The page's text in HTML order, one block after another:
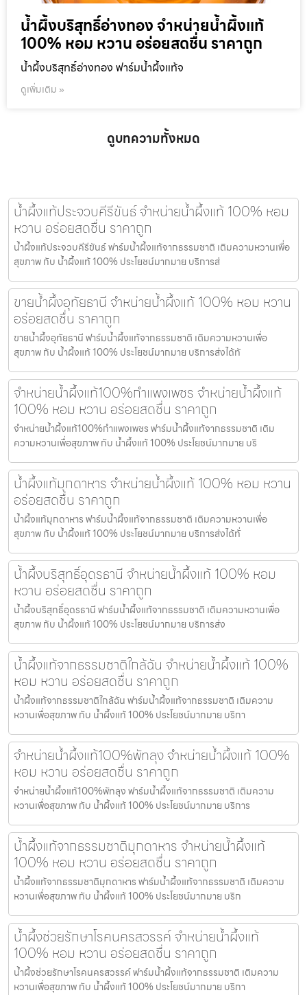
น้ำผึ้งบริสุทธิ์อ่างทอง จำหน่ายน้ำผึ้งแท้
100% หอม หวาน อร่อยสดชื่น ราคาถูก
น้ำผึ้งบริสุทธิ์อ่างทอง ฟาร์มน้ำผึ้งแท้จ
ดูเพิ่มเติม »
ดูบทความทั้งหมด
น้ำผึ้งแท้ประจวบคีรีขันธ์ จำหน่ายน้ำผึ้งแท้ 100% หอม
หวาน อร่อยสดชื่น ราคาถูก
น้ำผึ้งแท้ประจวบคีรีขันธ์ ฟาร์มน้ำผึ้งแท้จากธรรมชาติ เติมความหวานเพื่อ
สุขภาพ กับ น้ำผึ้งแท้ 100% ประโยชน์มากมาย บริการส่
ขายน้ำผึ้งอุทัยธานี จำหน่ายน้ำผึ้งแท้ 100% หอม หวาน
อร่อยสดชื่น ราคาถูก
ขายน้ำผึ้งอุทัยธานี ฟาร์มน้ำผึ้งแท้จากธรรมชาติ เติมความหวานเพื่อ
สุขภาพ กับ น้ำผึ้งแท้ 100% ประโยชน์มากมาย บริการส่งได้ทั
จำหน่ายน้ำผึ้งแท้100%กำแพงเพชร จำหน่ายน้ำผึ้งแท้
100% หอม หวาน อร่อยสดชื่น ราคาถูก
จำหน่ายน้ำผึ้งแท้100%กำแพงเพชร ฟาร์มน้ำผึ้งแท้จากธรรมชาติ เติม
ความหวานเพื่อสุขภาพ กับ น้ำผึ้งแท้ 100% ประโยชน์มากมาย บริ
น้ำผึ้งแท้มุกดาหาร จำหน่ายน้ำผึ้งแท้ 100% หอม หวาน
อร่อยสดชื่น ราคาถูก
น้ำผึ้งแท้มุกดาหาร ฟาร์มน้ำผึ้งแท้จากธรรมชาติ เติมความหวานเพื่อ
สุขภาพ กับ น้ำผึ้งแท้ 100% ประโยชน์มากมาย บริการส่งได้ทั่
น้ำผึ้งบริสุทธิ์อุดรธานี จำหน่ายน้ำผึ้งแท้ 100% หอม
หวาน อร่อยสดชื่น ราคาถูก
น้ำผึ้งบริสุทธิ์อุดรธานี ฟาร์มน้ำผึ้งแท้จากธรรมชาติ เติมความหวานเพื่อ
สุขภาพ กับ น้ำผึ้งแท้ 100% ประโยชน์มากมาย บริการส่ง
น้ำผึ้งแท้จากธรรมชาติใกล้ฉัน จำหน่ายน้ำผึ้งแท้ 100%
หอม หวาน อร่อยสดชื่น ราคาถูก
น้ำผึ้งแท้จากธรรมชาติใกล้ฉัน ฟาร์มน้ำผึ้งแท้จากธรรมชาติ เติมความ
หวานเพื่อสุขภาพ กับ น้ำผึ้งแท้ 100% ประโยชน์มากมาย บริกา
จำหน่ายน้ำผึ้งแท้100%พัทลุง จำหน่ายน้ำผึ้งแท้ 100%
หอม หวาน อร่อยสดชื่น ราคาถูก
จำหน่ายน้ำผึ้งแท้100%พัทลุง ฟาร์มน้ำผึ้งแท้จากธรรมชาติ เติมความ
หวานเพื่อสุขภาพ กับ น้ำผึ้งแท้ 100% ประโยชน์มากมาย บริการ
น้ำผึ้งแท้จากธรรมชาติมุกดาหาร จำหน่ายน้ำผึ้งแท้
100% หอม หวาน อร่อยสดชื่น ราคาถูก
น้ำผึ้งแท้จากธรรมชาติมุกดาหาร ฟาร์มน้ำผึ้งแท้จากธรรมชาติ เติมความ
หวานเพื่อสุขภาพ กับ น้ำผึ้งแท้ 100% ประโยชน์มากมาย บริก
น้ำผึ้งช่วยรักษาโรคนครสวรรค์ จำหน่ายน้ำผึ้งแท้
100% หอม หวาน อร่อยสดชื่น ราคาถูก
น้ำผึ้งช่วยรักษาโรคนครสวรรค์ ฟาร์มน้ำผึ้งแท้จากธรรมชาติ เติมความ
หวานเพื่อสุขภาพ กับ น้ำผึ้งแท้ 100% ประโยชน์มากมาย บริกา